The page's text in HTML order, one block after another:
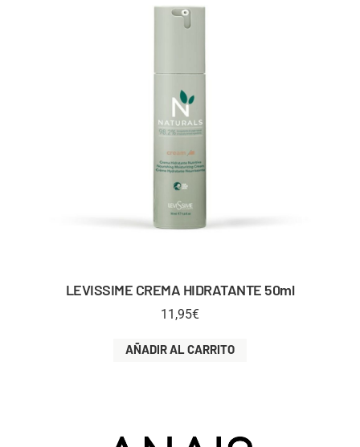
LEVISSIME CREMA HIDRATANTE 50ml
11,95€
AÑADIR AL CARRITO